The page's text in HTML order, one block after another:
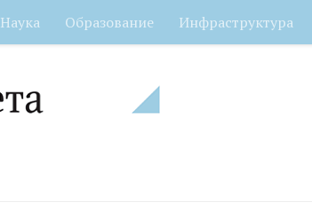
Наука Образование Инфраструктура